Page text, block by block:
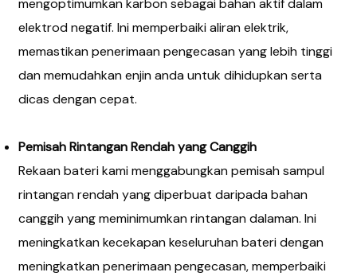
elektrod negatif. Ini memperbaiki aliran elektrik,
memastikan penerimaan pengecasan yang lebih tinggi
dan memudahkan enjin anda untuk dihidupkan serta
dicas dengan cepat.
Pemisah Rintangan Rendah yang Canggih
Rekaan bateri kami menggabungkan pemisah sampul
rintangan rendah yang diperbuat daripada bahan
canggih yang meminimumkan rintangan dalaman. Ini
meningkatkan kecekapan keseluruhan bateri dengan
meningkatkan penerimaan pengecasan, memperbaiki